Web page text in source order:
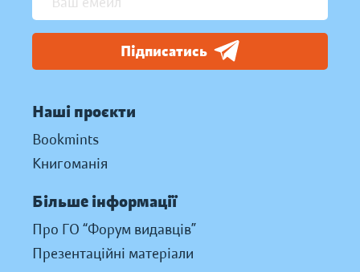
Підписатись
Наші проєкти
Bookmints
Книгоманія
Більше інформації
Про ГО “Форум видавців”
Презентаційні матеріали